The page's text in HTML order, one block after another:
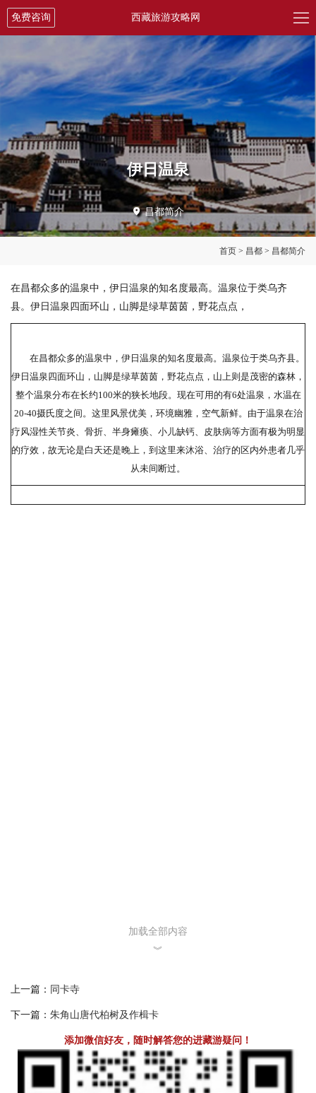

免费咨询 西藏旅游攻略网
伊日温泉
 昌都简介
首页 > 昌都 > 昌都简介
在昌都众多的温泉中，伊日温泉的知名度最高。温泉位于类乌齐
县。伊日温泉四面环山，山脚是绿草茵茵，野花点点，
在昌都众多的温泉中，伊日温泉的知名度最高。温泉位于类乌齐县。
伊日温泉四面环山，山脚是绿草茵茵，野花点点，山上则是茂密的森林，
整个温泉分布在长约100米的狭长地段。现在可用的有6处温泉，水温在
20-40摄氏度之间。这里风景优美，环境幽雅，空气新鲜。由于温泉在治
疗风湿性关节炎、骨折、半身瘫痪、小儿缺钙、皮肤病等方面有极为明显
的疗效，故无论是白天还是晚上，到这里来沐浴、治疗的区内外患者几乎
从未间断过。
加载全部内容
︾
上一篇： 同卡寺
下一篇： 朱角山唐代柏树及作楫卡
添加微信好友，随时解答您的进藏游疑问！